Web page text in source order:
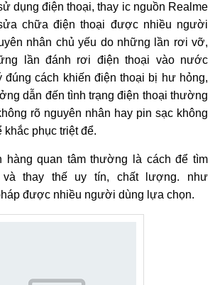
dụng điện thoại, thay ic nguồn Realme
chữa điện thoại được nhiều người
nhân chủ yếu do những lần rơi vỡ,
lần đánh rơi điện thoại vào nước
đúng cách khiến điện thoại bị hư hỏng,
dẫn đến tình trạng điện thoại thường
rõ nguyên nhân hay pin sạc không
khắc phục triệt để.
hàng quan tâm thường là cách để tìm
thay thế uy tín, chất lượng. như
được nhiều người dùng lựa chọn.